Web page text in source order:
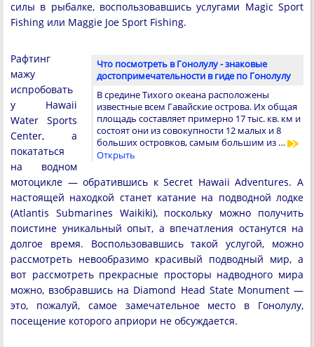
силы в рыбалке, воспользовавшись услугами Magic Sport
Fishing или Maggie Joe Sport Fishing.
Что посмотреть в Гонолулу - знаковые
достопримечательности в гиде по Гонолулу
В средине Тихого океана расположены
известные всем Гавайские острова. Их общая
площадь составляет примерно 17 тыс. кв. км и
состоят они из совокупности 12 малых и 8
больших островков, самым большим из …
Открыть
Рафтинг
мажу
испробовать
у Hawaii
Water Sports
Center, а
покататься
на водном
мотоцикле — обратившись к Secret Hawaii Adventures. А
настоящей находкой станет катание на подводной лодке
(Atlantis Submarines Waikiki), поскольку можно получить
поистине уникальный опыт, а впечатления останутся на
долгое время. Воспользовавшись такой услугой, можно
рассмотреть невообразимо красивый подводный мир, а
вот рассмотреть прекрасные просторы надводного мира
можно, взобравшись на Diamond Head State Monument —
это, пожалуй, самое замечательное место в Гонолулу,
посещение которого априори не обсуждается.